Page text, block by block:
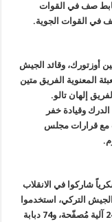
و32 أميرالاً و59 ضابطاً بحرياً و63 ضابط صف في القوات
أوزتورك، وقائد الجيش
المعنوية الفريق متين
إلهان تالو.
وقيادة خفر
مع قرارات مجلس
الأركان التركية، في بيان، أن 8651 عسكرياً شاركوا في الانقلاب
1.5 في المئة من الجيش التركي، استخدموا
35 مقاتلة تابعة للقوات المُسلّحة، و37 مروحية، و246 آلية مُصفّحة، و74 دبابة